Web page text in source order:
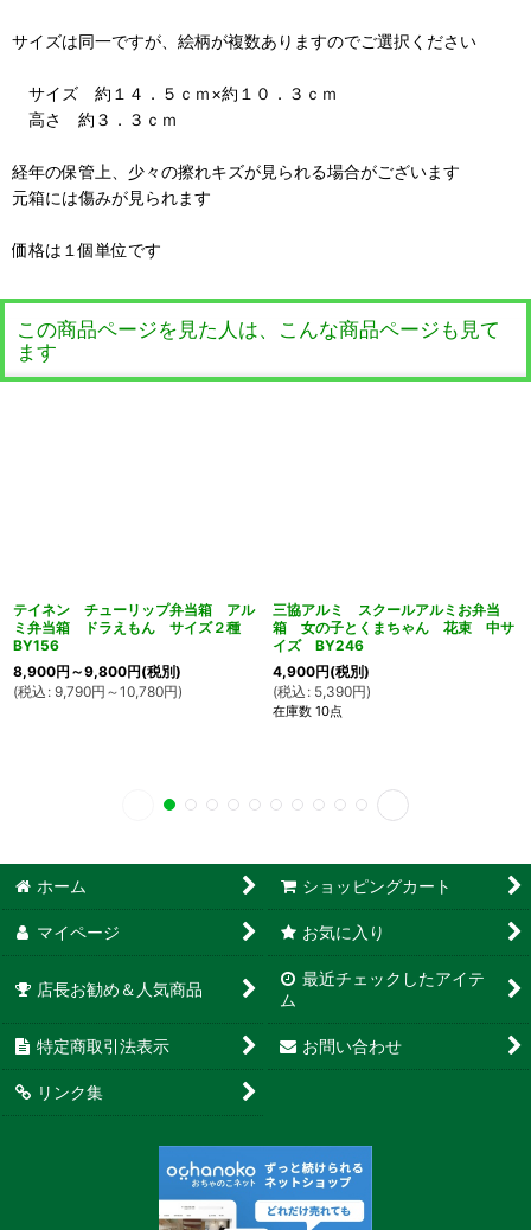
サイズは同一ですが、絵柄が複数ありますのでご選択ください
サイズ 約１４．５ｃｍ×約１０．３ｃｍ
高さ 約３．３ｃｍ
経年の保管上、少々の擦れキズが見られる場合がございます
元箱には傷みが見られます
価格は１個単位です
この商品ページを見た人は、こんな商品ページも見て
ます
テイネン チューリップ弁当箱 アル
ミ弁当箱 ドラえもん サイズ２種
BY156
8,900円 ～9,800円(税別)
(税込 : 9,790円 ～10,780円)
三協アルミ スクールアルミお弁当
箱 女の子とくまちゃん 花束 中サ
イズ BY246
4,900円(税別)
(税込 : 5,390円)
在庫数 10点
ホーム ショッピングカート
マイページ お気に入り
店長お勧め＆人気商品
最近チェックしたアイテ
ム
特定商取引法表示 お問い合わせ
リンク集